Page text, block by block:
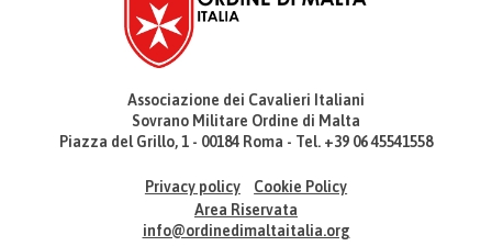
Associazione dei Cavalieri Italiani
Sovrano Militare Ordine di Malta
Piazza del Grillo, 1 - 00184 Roma - Tel. +39 06 45541558
Privacy policy
Cookie Policy
Area Riservata
info@ordinedimaltaitalia.org